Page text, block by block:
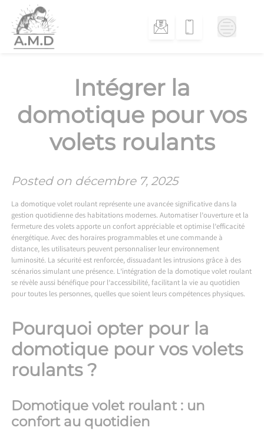
content
Intégrer la
domotique pour vos
volets roulants
Posted on décembre 7, 2025
La domotique volet roulant représente une avancée significative dans la
gestion quotidienne des habitations modernes. Automatiser l’ouverture et la
fermeture des volets apporte un confort appréciable et optimise l’efficacité
énergétique. Avec des horaires programmables et une commande à
distance, les utilisateurs peuvent personnaliser leur environnement
luminosité. La sécurité est renforcée, dissuadant les intrusions grâce à des
scénarios simulant une présence. L’intégration de la domotique volet roulant
se révèle aussi bénéfique pour l’accessibilité, facilitant la vie au quotidien
pour toutes les personnes, quelles que soient leurs compétences physiques.
Pourquoi opter pour la
domotique pour vos volets
roulants ?
Domotique volet roulant : un
confort au quotidien